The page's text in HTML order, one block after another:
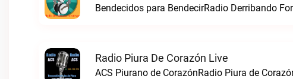
Bendecidos para BendecirRadio Derribando
Radio Piura De Corazón Live
ACS Piurano de CorazónRadio Piura de